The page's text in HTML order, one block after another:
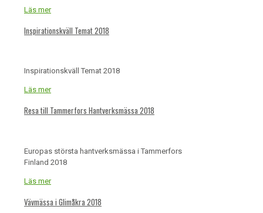
Läs mer
Inspirationskväll Temat 2018
Inspirationskväll Temat 2018
Läs mer
Resa till Tammerfors Hantverksmässa 2018
Europas största hantverksmässa i Tammerfors
Finland 2018
Läs mer
Vävmässa i Glimåkra 2018